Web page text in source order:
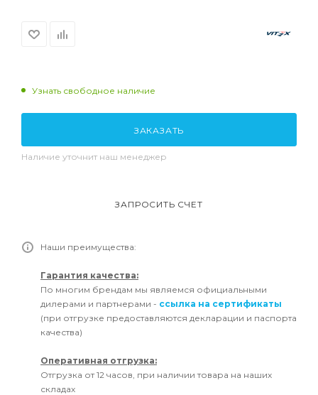
Узнать свободное наличие
ЗАКАЗАТЬ
Наличие уточнит наш менеджер
ЗАПРОСИТЬ СЧЕТ
Наши преимущества:
Гарантия качества:
По многим брендам мы являемся официальными
дилерами и партнерами - ссылка на сертификаты
(при отгрузке предоставляются декларации и паспорта
качества)
Оперативная отгрузка:
Отгрузка от 12 часов, при наличии товара на наших
складах